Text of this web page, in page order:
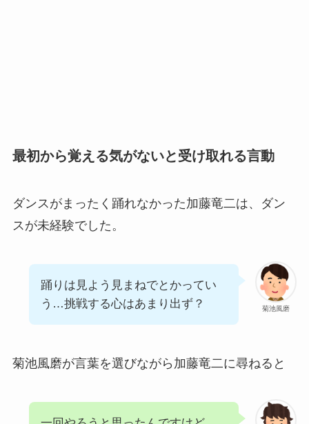
最初から覚える気がないと受け取れる言動
ダンスがまったく踊れなかった加藤竜二は、ダン
スが未経験でした。
菊池風磨
踊りは見よう見まねでとかってい
う…挑戦する心はあまり出ず？
菊池風磨が言葉を選びながら加藤竜二に尋ねると